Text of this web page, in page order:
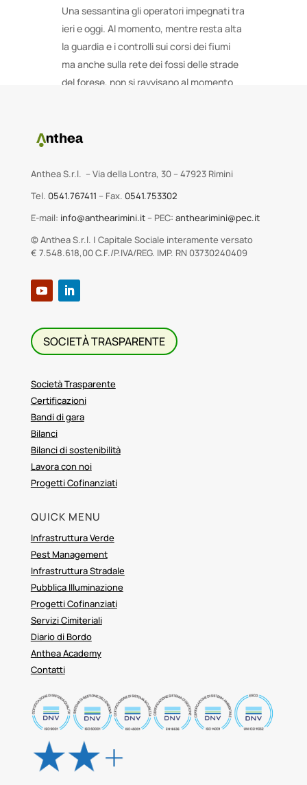
Una sessantina gli operatori impegnati tra
ieri e oggi. Al momento, mentre resta alta
la guardia e i controlli sui corsi dei fiumi
ma anche sulla rete dei fossi delle strade
del forese, non si ravvisano al momento
Anthea S.r.l. – Via della Lontra, 30 – 47923 Rimini
Tel. 0541.767411 – Fax. 0541.753302
E-mail: info@anthearimini.it– PEC: anthearimini@pec.it
© Anthea S.r.l. | Capitale Sociale interamente versato
€ 7.548.618,00 C.F./P.IVA/REG. IMP. RN 03730240409
SOCIETÀ TRASPARENTE
Società Trasparente
Certificazioni
Bandi di gara
Bilanci
Bilanci di sostenibilità
Lavora con noi
Progetti Cofinanziati
QUICK MENU
Infrastruttura Verde
Pest Management
Infrastruttura Stradale
Pubblica Illuminazione
Progetti Cofinanziati
Servizi Cimiteriali
Diario di Bordo
Anthea Academy
Contatti